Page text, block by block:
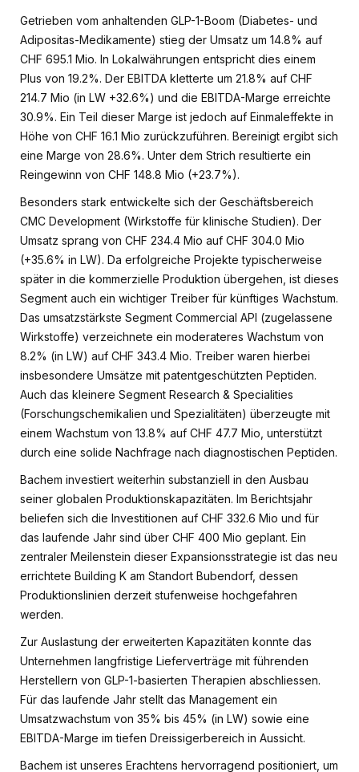
Getrieben vom anhaltenden GLP-1-Boom (Diabetes- und
Adipositas-Medikamente) stieg der Umsatz um 14.8% auf
CHF 695.1 Mio. In Lokalwährungen entspricht dies einem
Plus von 19.2%. Der EBITDA kletterte um 21.8% auf CHF
214.7 Mio (in LW +32.6%) und die EBITDA-Marge erreichte
30.9%. Ein Teil dieser Marge ist jedoch auf Einmaleffekte in
Höhe von CHF 16.1 Mio zurückzuführen. Bereinigt ergibt sich
eine Marge von 28.6%. Unter dem Strich resultierte ein
Reingewinn von CHF 148.8 Mio (+23.7%).
Besonders stark entwickelte sich der Geschäftsbereich
CMC Development (Wirkstoffe für klinische Studien). Der
Umsatz sprang von CHF 234.4 Mio auf CHF 304.0 Mio
(+35.6% in LW). Da erfolgreiche Projekte typischerweise
später in die kommerzielle Produktion übergehen, ist dieses
Segment auch ein wichtiger Treiber für künftiges Wachstum.
Das umsatzstärkste Segment Commercial API (zugelassene
Wirkstoffe) verzeichnete ein moderateres Wachstum von
8.2% (in LW) auf CHF 343.4 Mio. Treiber waren hierbei
insbesondere Umsätze mit patentgeschützten Peptiden.
Auch das kleinere Segment Research & Specialities
(Forschungschemikalien und Spezialitäten) überzeugte mit
einem Wachstum von 13.8% auf CHF 47.7 Mio, unterstützt
durch eine solide Nachfrage nach diagnostischen Peptiden.
Bachem investiert weiterhin substanziell in den Ausbau
seiner globalen Produktionskapazitäten. Im Berichtsjahr
beliefen sich die Investitionen auf CHF 332.6 Mio und für
das laufende Jahr sind über CHF 400 Mio geplant. Ein
zentraler Meilenstein dieser Expansionsstrategie ist das neu
errichtete Building K am Standort Bubendorf, dessen
Produktionslinien derzeit stufenweise hochgefahren
werden.
Zur Auslastung der erweiterten Kapazitäten konnte das
Unternehmen langfristige Lieferverträge mit führenden
Herstellern von GLP-1-basierten Therapien abschliessen.
Für das laufende Jahr stellt das Management ein
Umsatzwachstum von 35% bis 45% (in LW) sowie eine
EBITDA-Marge im tiefen Dreissigerbereich in Aussicht.
Bachem ist unseres Erachtens hervorragend positioniert, um